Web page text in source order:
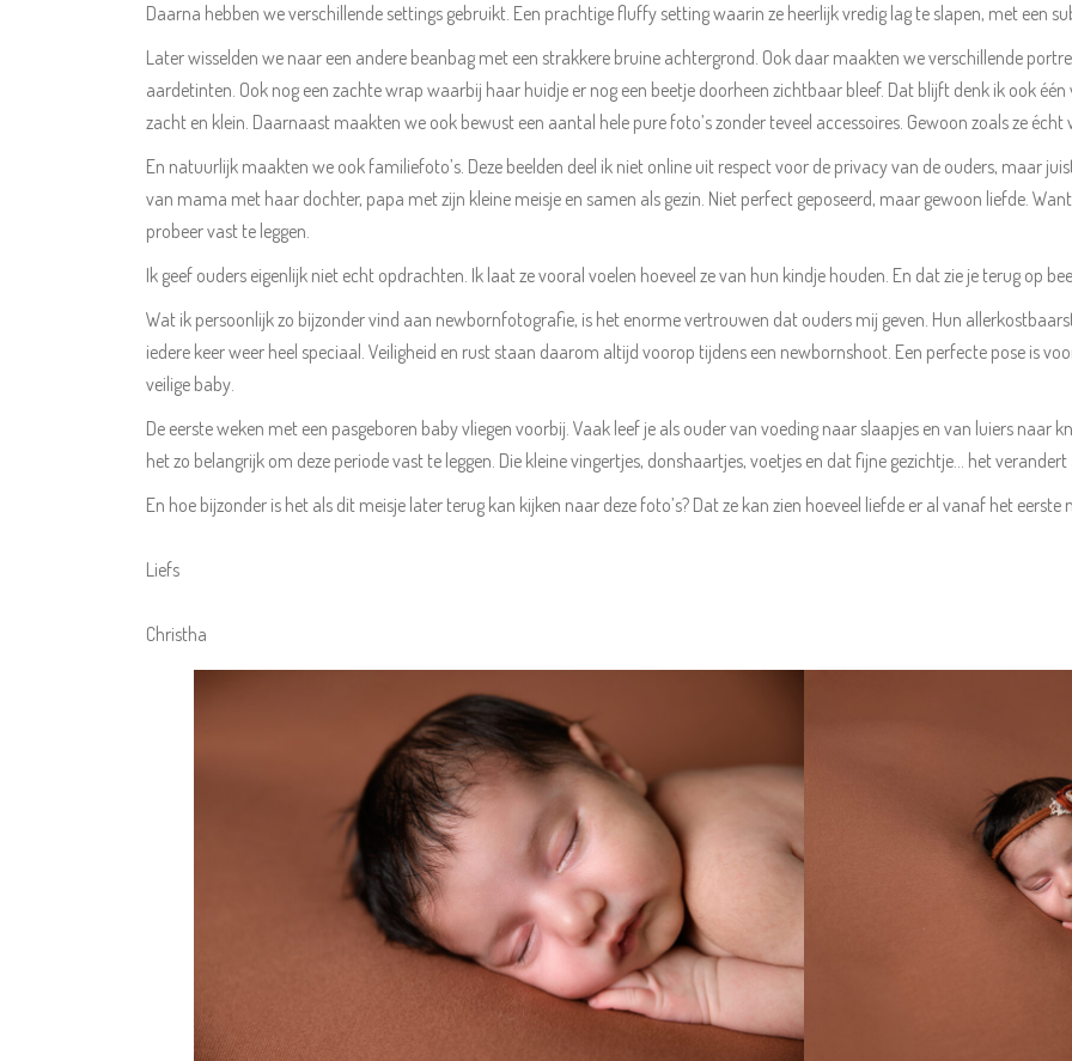
Daarna hebben we verschillende settings gebruikt. Een prachtige fluffy setting waarin ze heerlijk vredig lag te slapen, met een
Later wisselden we naar een andere beanbag met een strakkere bruine achtergrond. Ook daar maakten we verschillende
aardetinten. Ook nog een zachte wrap waarbij haar huidje er nog een beetje doorheen zichtbaar bleef. Dat blijft denk ik ook
zacht en klein. Daarnaast maakten we ook bewust een aantal hele pure foto’s zonder teveel accessoires. Gewoon zoals ze écht
En natuurlijk maakten we ook familiefoto’s. Deze beelden deel ik niet online uit respect voor de privacy van de ouders, maar
van mama met haar dochter, papa met zijn kleine meisje en samen als gezin. Niet perfect geposeerd, maar gewoon liefde.
probeer vast te leggen.
Ik geef ouders eigenlijk niet echt opdrachten. Ik laat ze vooral voelen hoeveel ze van hun kindje houden. En dat zie je terug op
Wat ik persoonlijk zo bijzonder vind aan newbornfotografie, is het enorme vertrouwen dat ouders mij geven. Hun
iedere keer weer heel speciaal. Veiligheid en rust staan daarom altijd voorop tijdens een newbornshoot. Een perfecte pose is
veilige baby.
De eerste weken met een pasgeboren baby vliegen voorbij. Vaak leef je als ouder van voeding naar slaapjes en van luiers
het zo belangrijk om deze periode vast te leggen. Die kleine vingertjes, donshaartjes, voetjes en dat fijne gezichtje… het
En hoe bijzonder is het als dit meisje later terug kan kijken naar deze foto’s? Dat ze kan zien hoeveel liefde er al vanaf het
Liefs
Christha